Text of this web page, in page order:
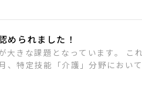
められました！
きな課題となっています。 こ
特定技能「介護」分野におい